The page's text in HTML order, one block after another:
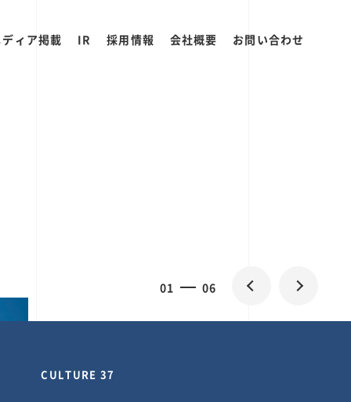
ィア掲載 IR 採用情報 会社概要 お問い合わせ
01 06
CULTURE 37